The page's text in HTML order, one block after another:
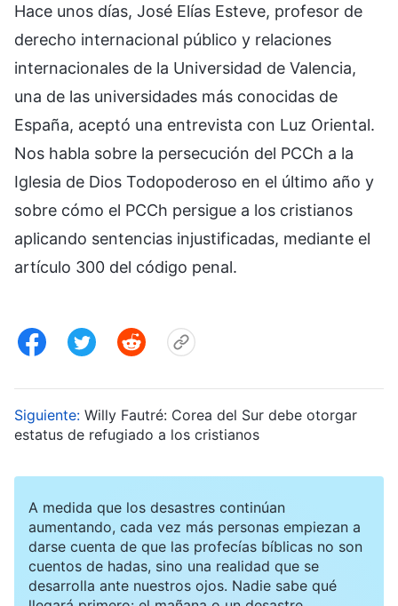
Hace unos días, José Elías Esteve, profesor de
derecho internacional público y relaciones
internacionales de la Universidad de Valencia,
una de las universidades más conocidas de
España, aceptó una entrevista con Luz Oriental.
Nos habla sobre la persecución del PCCh a la
Iglesia de Dios Todopoderoso en el último año y
sobre cómo el PCCh persigue a los cristianos
aplicando sentencias injustificadas, mediante el
artículo 300 del código penal.
Siguiente: Willy Fautré: Corea del Sur debe otorgar
estatus de refugiado a los cristianos
A medida que los desastres continúan
aumentando, cada vez más personas empiezan a
darse cuenta de que las profecías bíblicas no son
cuentos de hadas, sino una realidad que se
desarrolla ante nuestros ojos. Nadie sabe qué